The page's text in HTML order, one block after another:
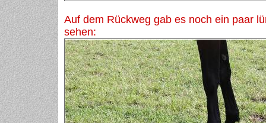
Auf dem Rückweg gab es noch ein paar
sehen: